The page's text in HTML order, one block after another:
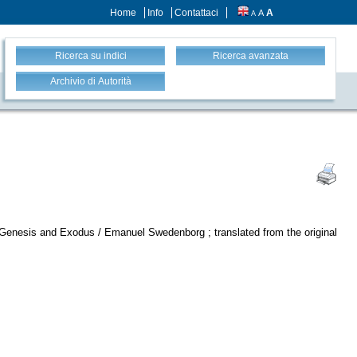
Home Info Contattaci A A A
Ricerca su indici Ricerca avanzata
Archivio di Autorità